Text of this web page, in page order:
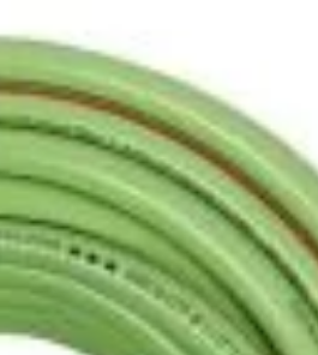
asigurându-se că fiecare